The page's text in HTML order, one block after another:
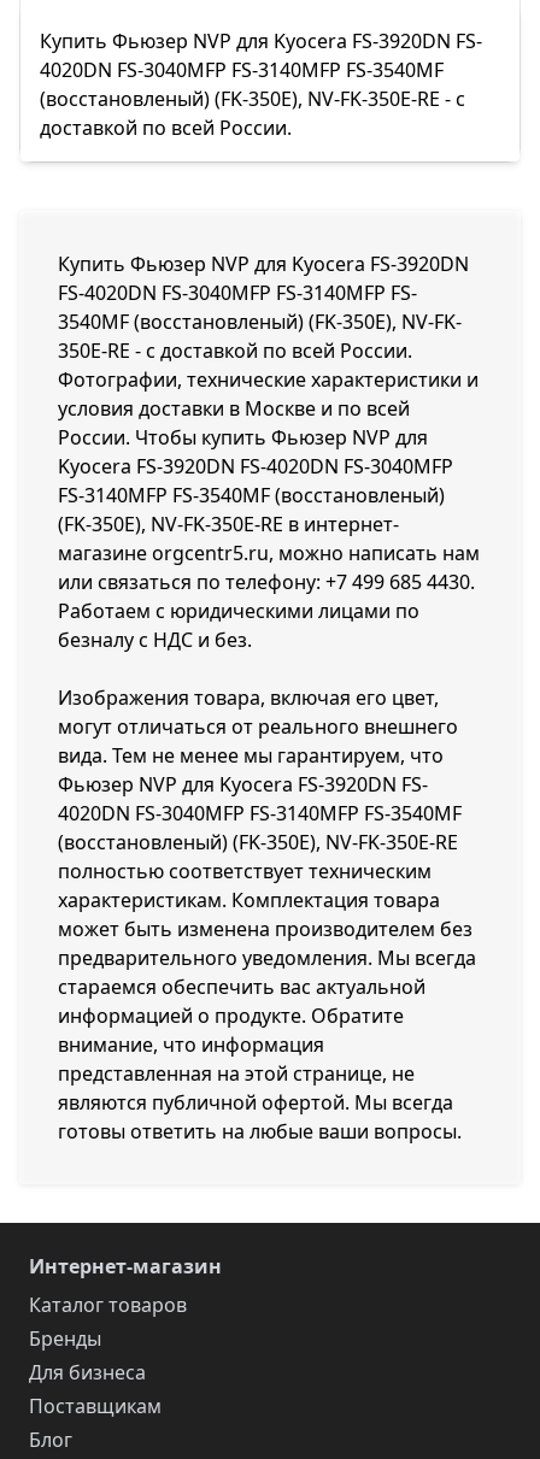
Купить Фьюзер NVP для Kyocera FS-3920DN FS-
4020DN FS-3040MFP FS-3140MFP FS-3540MF
(восстановленый) (FK-350E), NV-FK-350E-RE - с
доставкой по всей России.
Купить Фьюзер NVP для Kyocera FS-3920DN
FS-4020DN FS-3040MFP FS-3140MFP FS-
3540MF (восстановленый) (FK-350E), NV-FK-
350E-RE - с доставкой по всей России.
Фотографии, технические характеристики и
условия доставки в Москве и по всей
России. Чтобы купить Фьюзер NVP для
Kyocera FS-3920DN FS-4020DN FS-3040MFP
FS-3140MFP FS-3540MF (восстановленый)
(FK-350E), NV-FK-350E-RE в интернет-
магазине orgcentr5.ru, можно написать нам
или связаться по телефону: +7 499 685 4430.
Работаем с юридическими лицами по
безналу с НДС и без.
Изображения товара, включая его цвет,
могут отличаться от реального внешнего
вида. Тем не менее мы гарантируем, что
Фьюзер NVP для Kyocera FS-3920DN FS-
4020DN FS-3040MFP FS-3140MFP FS-3540MF
(восстановленый) (FK-350E), NV-FK-350E-RE
полностью соответствует техническим
характеристикам. Комплектация товара
может быть изменена производителем без
предварительного уведомления. Мы всегда
стараемся обеспечить вас актуальной
информацией о продукте. Обратите
внимание, что информация
представленная на этой странице, не
являются публичной офертой. Мы всегда
готовы ответить на любые ваши вопросы.
Интернет-магазин
Каталог товаров
Бренды
Для бизнеса
Поставщикам
Блог